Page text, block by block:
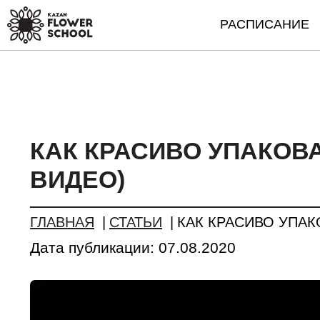
РАСПИСАНИЕ
КАК КРАСИВО
ВИДЕО)
ГЛАВНАЯ СТАТЬИ КАК КРАСИВО
Дата публикации: 07.08.2020